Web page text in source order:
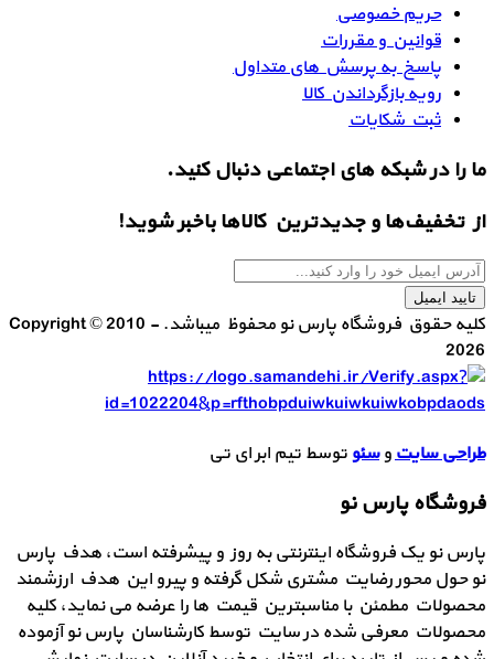
حریم خصوصی
قوانین و مقررات
پاسخ به پرسش های متداول
رویه بازگرداندن کالا
ثبت شکایات
ما را در شبکه های اجتماعی دنبال کنید.
از تخفیف‌ها و جدیدترین‌ کالاها باخبر شوید!
تایید ایمیل
کلیه حقوق فروشگاه پارس نو محفوظ میباشد. Copyright © 2010 -
2026
طراحی سایتوسئوتوسط تیم ابر ای تی
فروشگاه پارس نو
پارس نو یک فروشگاه اینترنتی به روز و پیشرفته است، هدف پارس
نو حول محور رضایت مشتری شکل گرفته و پیرو این هدف ارزشمند
محصولات مطمئن با مناسبترین قیمت ها را عرضه می نماید، کلیه
محصولات معرفی شده در سایت توسط کارشناسان پارس نو آزموده